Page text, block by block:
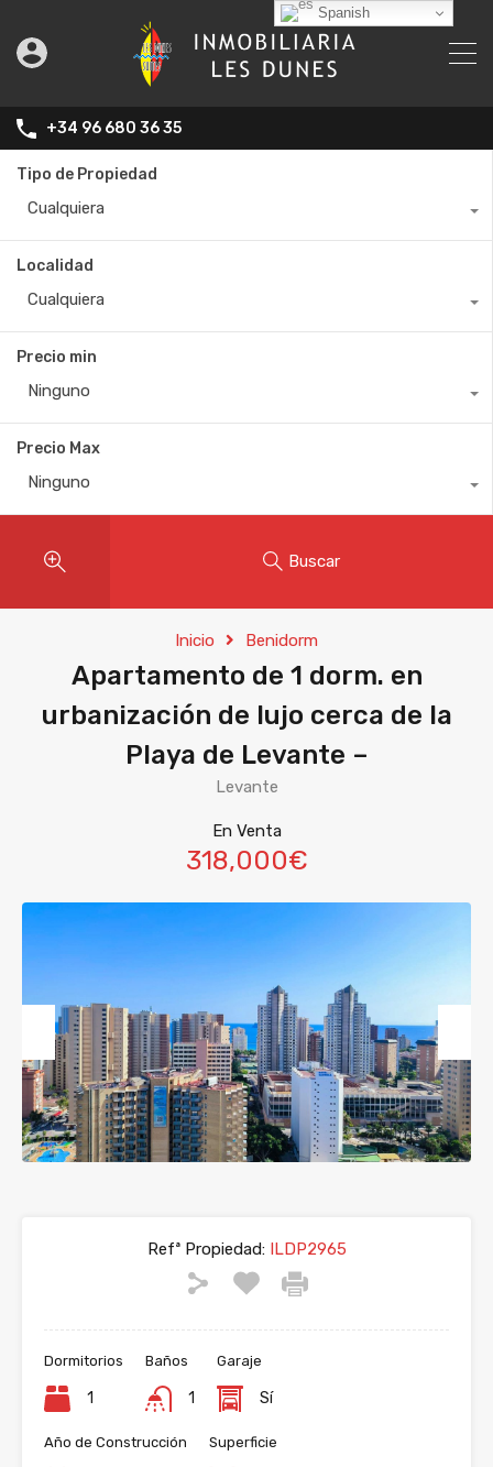
+34 96 680 36 35
Tipo de Propiedad
Cualquiera
Localidad
Cualquiera
Precio min
Ninguno
Precio Max
Ninguno
Buscar
Inicio Benidorm
Apartamento de 1 dorm. en
urbanización de lujo cerca de la
Playa de Levante –
Levante
En Venta
318,000€
Previous Next
Refª Propiedad:ILDP2965
Dormitorios
1
Baños
1
Garaje
Sí
Año de Construcción Superficie
Spanish